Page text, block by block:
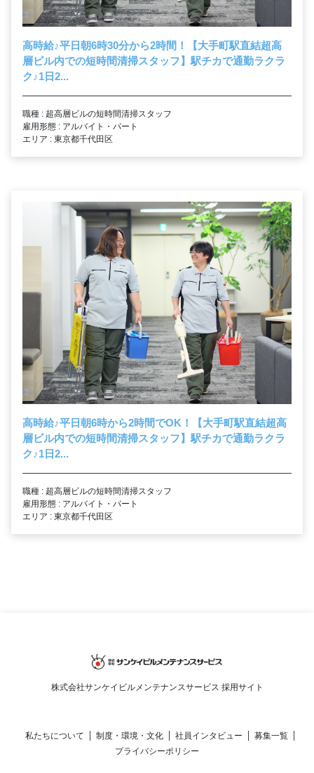
高時給♪平日朝6時30分から2時間！【大手町駅直結超高
層ビル内での短時間清掃スタッフ】駅チカで通勤ラクラ
ク♪1日2...
職種 : 超高層ビルの短時間清掃スタッフ
雇用形態 : アルバイト・パート
エリア : 東京都千代田区
高時給♪平日朝6時から2時間でOK！【大手町駅直結超高
層ビル内での短時間清掃スタッフ】駅チカで通勤ラクラ
ク♪1日2...
職種 : 超高層ビルの短時間清掃スタッフ
雇用形態 : アルバイト・パート
エリア : 東京都千代田区
株式会社サンケイビルメンテナンスサービス 採用サイト
私たちについて 制度・環境・文化 社員インタビュー
募集一覧
プライバシーポリシー